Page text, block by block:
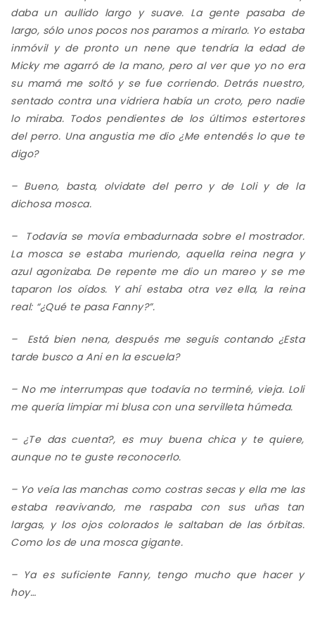
daba un aullido largo y suave. La gente pasaba de
largo, sólo unos pocos nos paramos a mirarlo. Yo estaba
inmóvil y de pronto un nene que tendría la edad de
Micky me agarró de la mano, pero al ver que yo no era
su mamá me soltó y se fue corriendo. Detrás nuestro,
sentado contra una vidriera había un croto, pero nadie
lo miraba. Todos pendientes de los últimos estertores
del perro. Una angustia me dio ¿Me entendés lo que te
digo?
– Bueno, basta, olvidate del perro y de Loli y de la
dichosa mosca.
– Todavía se movía embadurnada sobre el mostrador.
La mosca se estaba muriendo, aquella reina negra y
azul agonizaba. De repente me dio un mareo y se me
taparon los oídos. Y ahí estaba otra vez ella, la reina
real: “¿Qué te pasa Fanny?”.
– Está bien nena, después me seguís contando ¿Esta
tarde busco a Ani en la escuela?
– No me interrumpas que todavía no terminé, vieja. Loli
me quería limpiar mi blusa con una servilleta húmeda.
– ¿Te das cuenta?, es muy buena chica y te quiere,
aunque no te guste reconocerlo.
– Yo veía las manchas como costras secas y ella me las
estaba reavivando, me raspaba con sus uñas tan
largas, y los ojos colorados le saltaban de las órbitas.
Como los de una mosca gigante.
– Ya es suficiente Fanny, tengo mucho que hacer y
hoy…